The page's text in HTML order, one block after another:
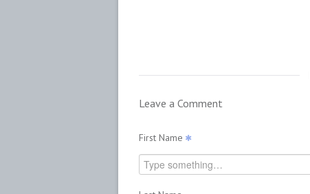
Leave a Comment
First Name